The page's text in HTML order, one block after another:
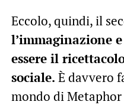
Eccolo, quindi, il
l’immaginazione
essere il
sociale. È davvero
mondo di